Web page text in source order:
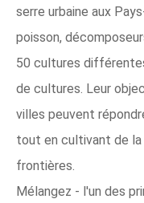
serre urbaine aux
poisson,
50 cultures
de cultures. Leur
villes peuvent
tout en cultivant de la
frontières.
Mélangez - l'un des